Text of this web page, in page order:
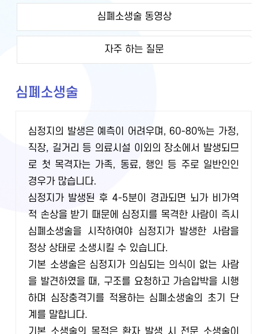
심폐소생술 동영상
자주 하는 질문
심폐소생술
심정지의 발생은 예측이 어려우며, 60-80%는 가정,
직장, 길거리 등 의료시설 이외의 장소에서 발생되므
로 첫 목격자는 가족, 동료, 행인 등 주로 일반인인
경우가 많습니다.
심정지가 발생된 후 4-5분이 경과되면 뇌가 비가역
적 손상을 받기 때문에 심정지를 목격한 사람이 즉시
심폐소생술을 시작하여야 심정지가 발생한 사람을
정상 상태로 소생시킬 수 있습니다.
기본 소생술은 심정지가 의심되는 의식이 없는 사람
을 발견하였을 때, 구조를 요청하고 가슴압박을 시행
하며 심장충격기를 적용하는 심폐소생술의 초기 단
계를 말합니다.
기본 소생술의 목적은 환자 발생 시 전문 소생술이